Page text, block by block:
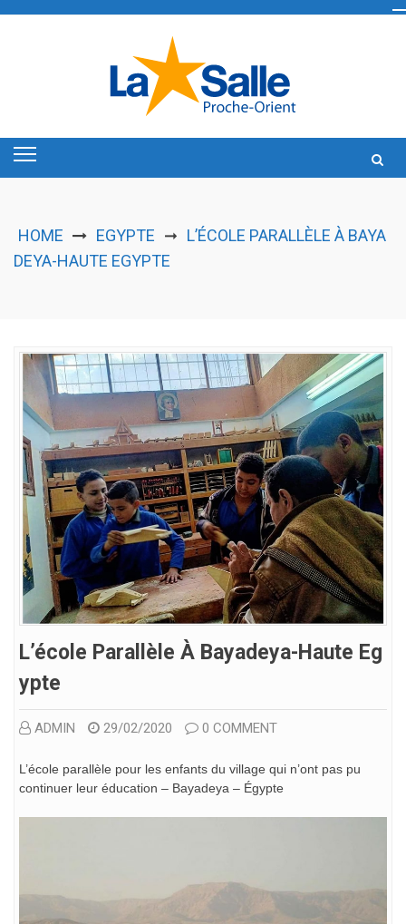
HOME EGYPTE ➞ L’ÉCOLE PARALLÈLE À BAYA
DEYA-HAUTE EGYPTE
L’école Parallèle À Bayadeya-Haute Eg
Ypte
ADMIN 29/02/2020 0 COMMENT
L’école parallèle pour les enfants du village qui n’ont pas pu
continuer leur éducation – Bayadeya – Égypte